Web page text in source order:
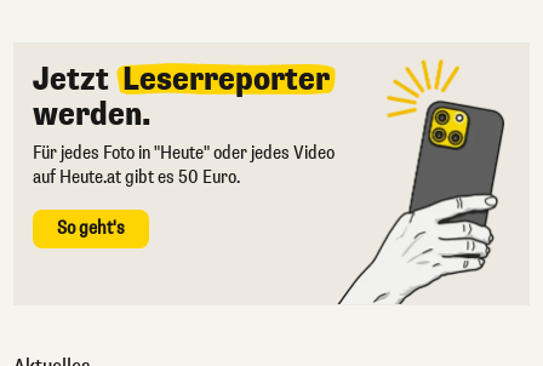
Jetzt Leserreporter
werden.
Für jedes Foto in "Heute" oder jedes Video
auf Heute.at gibt es 50 Euro.
So geht's